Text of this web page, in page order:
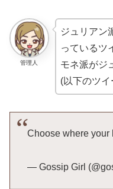
管理人
ジュリアン
っているツ
モネ派がジ
(以下のツ
Choose where your
— Gossip Girl